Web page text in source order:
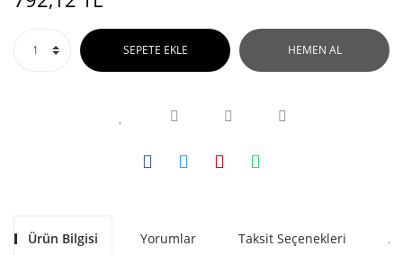
SEPETE EKLE HEMEN AL
Ürün Bilgisi Yorumlar Taksit Seçenekleri